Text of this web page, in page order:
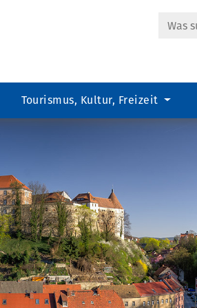
Tourismus, Kultur, Freizeit